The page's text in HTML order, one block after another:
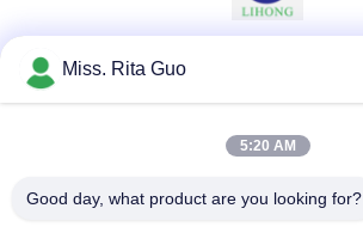
빠른 연락
Miss. Rita Guo
5:20 AM
Good day, what product are you looking for?